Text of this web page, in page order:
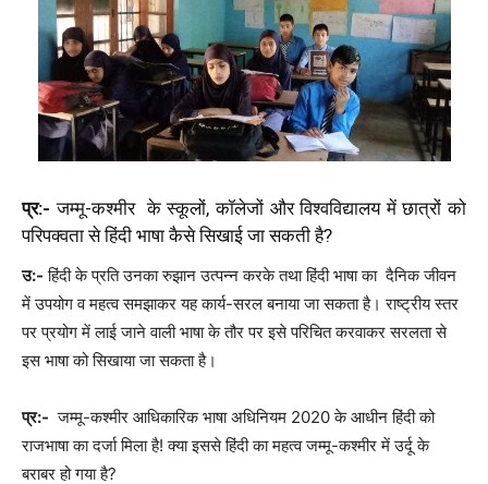
प्र:- जम्मू-कश्मीर के स्कूलों, कॉलेजों और विश्वविद्यालय में छात्रों को
परिपक्वता से हिंदी भाषा कैसे सिखाई जा सकती है?
उ:- हिंदी के प्रति उनका रुझान उत्पन्न करके तथा हिंदी भाषा का दैनिक जीवन
में उपयोग व महत्व समझाकर यह कार्य-सरल बनाया जा सकता है। राष्ट्रीय स्तर
पर प्रयोग में लाई जाने वाली भाषा के तौर पर इसे परिचित करवाकर सरलता से
इस भाषा को सिखाया जा सकता है।
प्र:- जम्मू-कश्मीर आधिकारिक भाषा अधिनियम 2020 के आधीन हिंदी को
राजभाषा का दर्जा मिला है! क्या इससे हिंदी का महत्व जम्मू-कश्मीर में उर्दू के
बराबर हो गया है?